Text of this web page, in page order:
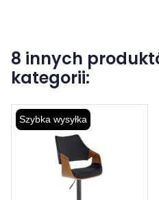
8 innych
kategorii:
Szybka wysyłka